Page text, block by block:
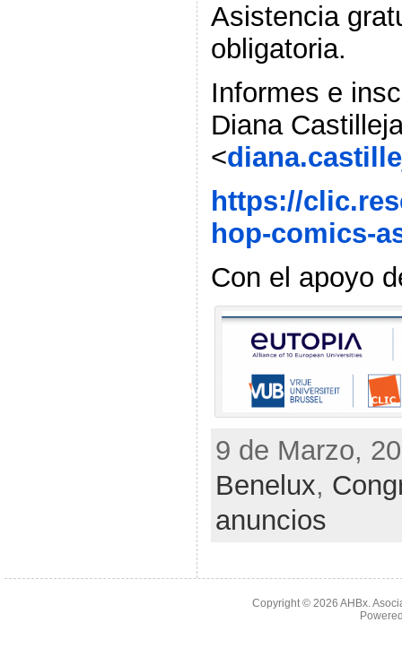
Asistencia
obligatoria.
Informes e
Diana
<
https://
hop-comics-
Con el apoyo
9 de Marzo,
Benelux,
anuncios
Copyright © 2026AHBx.